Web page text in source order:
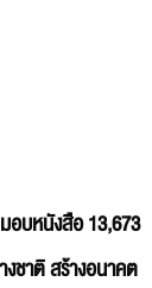
อบหนังสือ 13,673
งชาติ สร้างอนาคต